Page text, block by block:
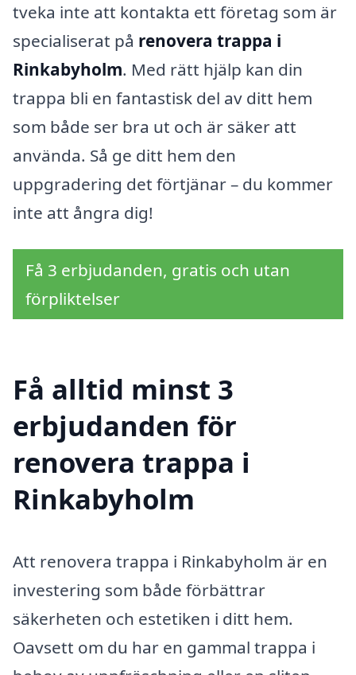
tveka inte att kontakta ett företag som är
specialiserat på renovera trappa i
Rinkabyholm. Med rätt hjälp kan din
trappa bli en fantastisk del av ditt hem
som både ser bra ut och är säker att
använda. Så ge ditt hem den
uppgradering det förtjänar – du kommer
inte att ångra dig!
Få 3 erbjudanden, gratis och utan
förpliktelser
Få alltid minst 3
erbjudanden för
renovera trappa i
Rinkabyholm
Att renovera trappa i Rinkabyholm är en
investering som både förbättrar
säkerheten och estetiken i ditt hem.
Oavsett om du har en gammal trappa i